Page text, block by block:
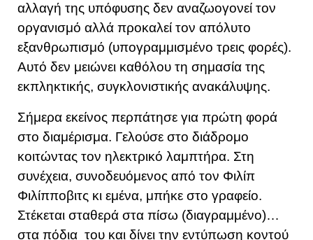
αλλαγή της υπόφυσης δεν αναζωογονεί τον
οργανισμό αλλά προκαλεί τον απόλυτο
εξανθρωπισμό (υπογραμμισμένο τρεις φορές).
Αυτό δεν μειώνει καθόλου τη σημασία της
εκπληκτικής, συγκλονιστικής ανακάλυψης.
Σήμερα εκείνος περπάτησε για πρώτη φορά
στο διαμέρισμα. Γελούσε στο διάδρομο
κοιτώντας τον ηλεκτρικό λαμπτήρα. Στη
συνέχεια, συνοδευόμενος από τον Φιλίπ
Φιλίπποβιτς κι εμένα, μπήκε στο γραφείο.
Στέκεται σταθερά στα πίσω (διαγραμμένο)…
στα πόδια του και δίνει την εντύπωση κοντού